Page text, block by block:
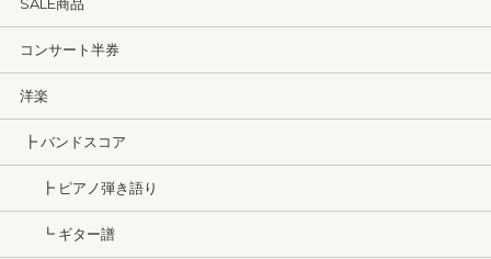
コンサート半券
洋楽
┣ バンドスコア
┣ ピアノ弾き語り
┗ ギター譜